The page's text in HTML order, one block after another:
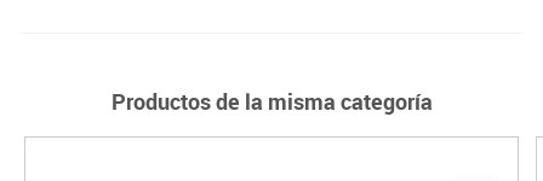
Productos de la misma categoría